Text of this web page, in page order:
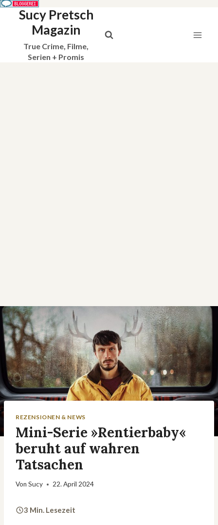
Sucy Pretsch
Magazin
True Crime, Filme,
Serien + Promis
REZENSIONEN & NEWS
Mini-Serie »Rentierbaby«
beruht auf wahren
Tatsachen
Von Sucy 22. April 2024
3 Min. Lesezeit